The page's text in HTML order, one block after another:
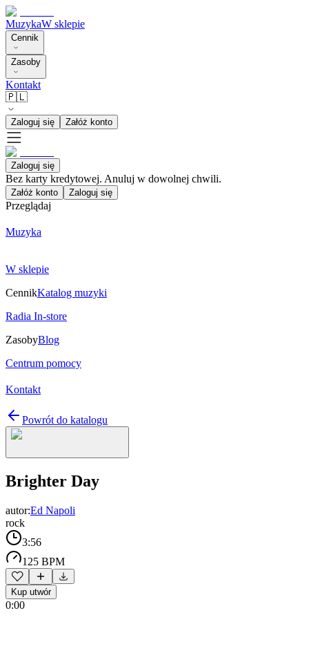
MuzykaW sklepie
Cennik
Zasoby
Kontakt
🇵🇱
Zaloguj się Załóż konto
Zaloguj się
Bez karty kredytowej. Anuluj w dowolnej chwili.
Załóż konto Zaloguj się
Przeglądaj
Muzyka
W sklepie
CennikKatalog muzyki
Radia In-store
ZasobyBlog
Centrum pomocy
Kontakt
Powrót do katalogu
Brighter Day
autor:Ed Napoli
rock
3:56
125 BPM
Kup utwór
0:00